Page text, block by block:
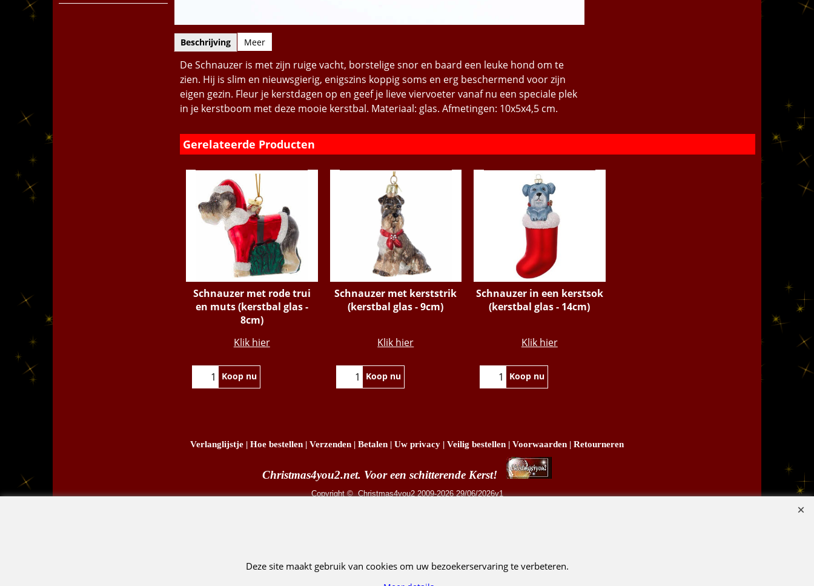
Beschrijving Meer
De Schnauzer is met zijn ruige vacht, borstelige snor en baard een leuke hond om te
zien. Hij is slim en nieuwsgierig, enigszins koppig soms en erg beschermend voor zijn
eigen gezin. Fleur je kerstdagen op en geef je lieve viervoeter vanaf nu een speciale plek
in je kerstboom met deze mooie kerstbal. Materiaal: glas. Afmetingen: 10x5x4,5 cm.
Gerelateerde Producten
Schnauzer met rode trui
en muts (kerstbal glas -
8cm)
€15.95
Klik hier
Koop nu
Schnauzer met kerststrik
(kerstbal glas - 9cm)
€15.95
Klik hier
Koop nu
Schnauzer in een kerstsok
(kerstbal glas - 14cm)
€11.95
Klik hier
Koop nu
Verlanglijstje | Hoe bestellen | Verzenden | Betalen | Uw privacy | Veilig bestellen | Voorwaarden | Retourneren
Christmas4you2.net. Voor een schitterende Kerst!
Copyright© Christmas4you2 2009-2026 29/06/2026v1
Webwinkel gemaakt met ShopFactory webwinkel software.
Deze site maakt gebruik van cookies om uw bezoekerservaring te verbeteren.